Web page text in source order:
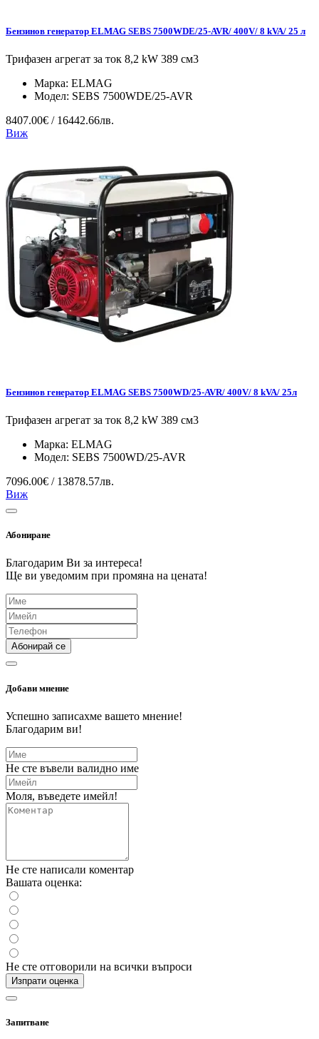
Бензинов генератор ELMAG SEBS 7500WDE/25-AVR/ 400V/ 8 kVA/ 25 л
Трифазен агрегат за ток 8,2 kW 389 см3
Марка: ELMAG
Модел: SEBS 7500WDE/25-AVR
8407.00€ / 16442.66лв.
Виж
Бензинов генератор ELMAG SEBS 7500WD/25-AVR/ 400V/ 8 kVA/ 25л
Трифазен агрегат за ток 8,2 kW 389 см3
Марка: ELMAG
Модел: SEBS 7500WD/25-AVR
7096.00€ / 13878.57лв.
Виж
Абониране
Благодарим Ви за интереса!
Ще ви уведомим при промяна на цената!
Абонирай се
Добави мнение
Успешно записахме вашето мнение!
Благодарим ви!
Не сте въвели валидно име
Моля, въведете имейл!
Не сте написали коментар
Вашата оценка:
Не сте отговорили на всички въпроси
Изпрати оценка
Запитване